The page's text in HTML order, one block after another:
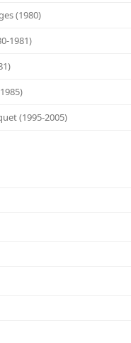
(1980)
1981)
(1995-2005)